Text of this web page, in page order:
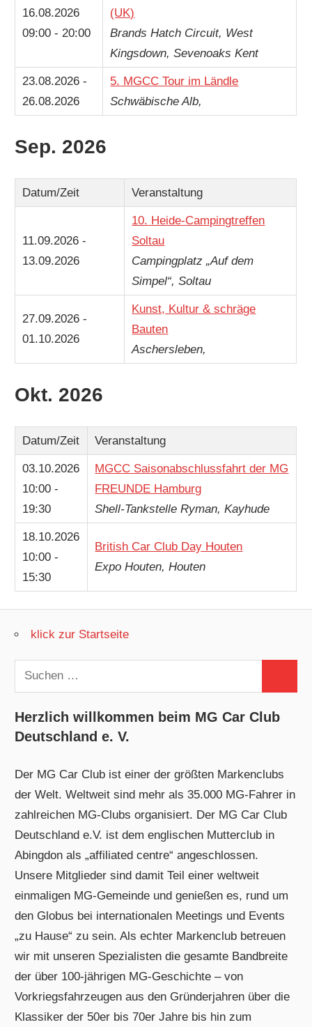
16.08.2026
09:00 - 20:00
(UK)
Brands Hatch Circuit, West
Kingsdown, Sevenoaks Kent
23.08.2026 -
26.08.2026
5. MGCC Tour im Ländle
Schwäbische Alb,
Sep. 2026
Datum/Zeit Veranstaltung
11.09.2026 -
13.09.2026
10. Heide-Campingtreffen
Soltau
Campingplatz „Auf dem
Simpel“, Soltau
27.09.2026 -
01.10.2026
Kunst, Kultur & schräge
Bauten
Aschersleben,
Okt. 2026
Datum/Zeit Veranstaltung
03.10.2026
10:00 -
19:30
MGCC Saisonabschlussfahrt der MG
FREUNDE Hamburg
Shell-Tankstelle Ryman, Kayhude
18.10.2026
10:00 -
15:30
British Car Club Day Houten
Expo Houten, Houten
klick zur Startseite
Suchen
nach:
Herzlich willkommen beim MG Car Club
Deutschland e. V.
Der MG Car Club ist einer der größten Markenclubs
der Welt. Weltweit sind mehr als 35.000 MG-Fahrer in
zahlreichen MG-Clubs organisiert. Der MG Car Club
Deutschland e.V. ist dem englischen Mutterclub in
Abingdon als „affiliated centre“ angeschlossen.
Unsere Mitglieder sind damit Teil einer weltweit
einmaligen MG-Gemeinde und genießen es, rund um
den Globus bei internationalen Meetings und Events
„zu Hause“ zu sein. Als echter Markenclub betreuen
wir mit unseren Spezialisten die gesamte Bandbreite
der über 100-jährigen MG-Geschichte – von
Vorkriegsfahrzeugen aus den Gründerjahren über die
Klassiker der 50er bis 70er Jahre bis hin zum